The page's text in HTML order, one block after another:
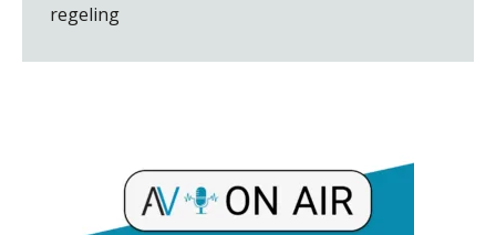
Aimée van der Paardt
regeling